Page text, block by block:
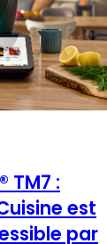
TM7 :
est
par